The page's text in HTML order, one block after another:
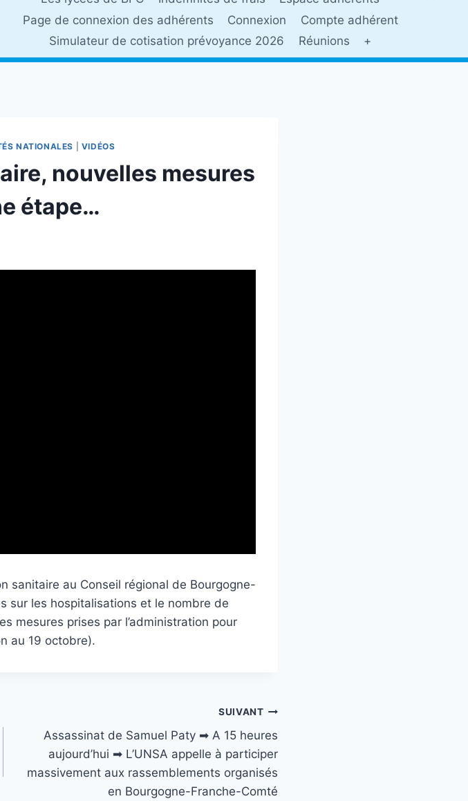
Page de connexion des adhérents
Connexion
Compte adhérent
Simulateur de cotisation prévoyance 2026
Réunions +
NATIONALES VIDÉOS
nouvelles mesures
étape…
sanitaire au Conseil régional de Bourgogne-
sur les hospitalisations et le nombre de
mesures prises par l’administration pour
au 19 octobre).
SUIVANT
Assassinat de Samuel Paty ➡ A 15 heures
aujourd’hui ➡ L’UNSA appelle à participer
massivement aux rassemblements organisés
en Bourgogne-Franche-Comté